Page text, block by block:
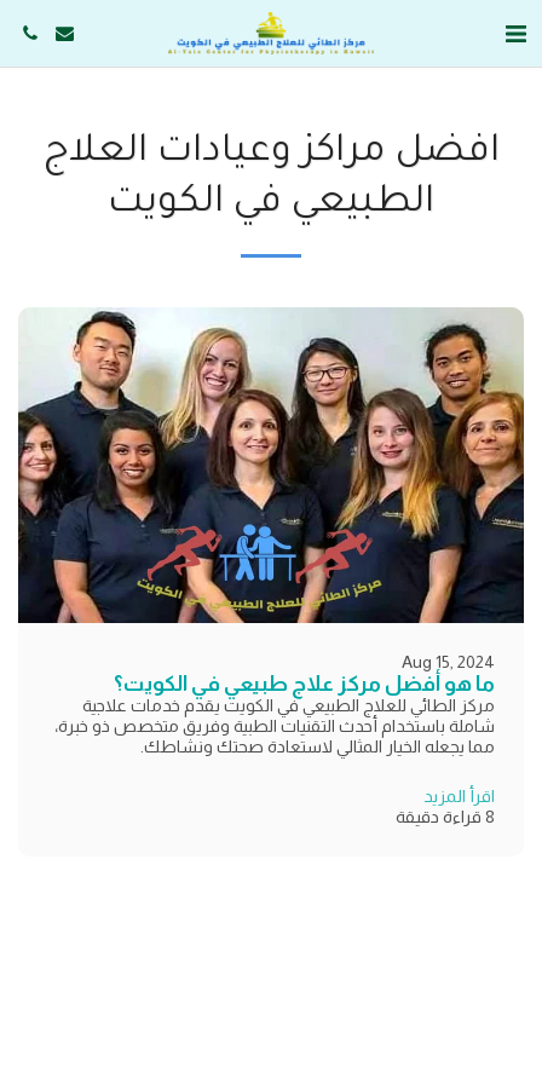
افضل مراكز وعيادات العلاج
الطبيعي في الكويت
Aug 15, 2024
ما هو أفضل مركز علاج طبيعي في الكويت؟
مركز الطائي للعلاج الطبيعي في الكويت يقدم خدمات علاجية
شاملة باستخدام أحدث التقنيات الطبية وفريق متخصص ذو خبرة،
مما يجعله الخيار المثالي لاستعادة صحتك ونشاطك.
اقرأ المزيد
8 قراءة دقيقة